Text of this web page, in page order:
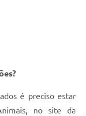
é preciso estar
no site da